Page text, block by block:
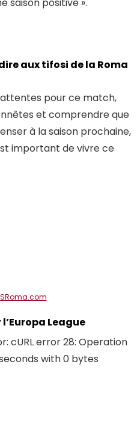
aux tifosi de la Roma
attentes pour ce match,
et comprendre que
à la saison prochaine,
important de vivre ce
League
cURL error 28: Operation
with 0 bytes